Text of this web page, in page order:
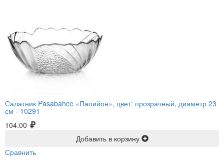
Салатник Pasabahce «Папийон», цвет: прозрачный, диаметр 23
см - 10291
104.00
Добавить в корзину
Сравнить